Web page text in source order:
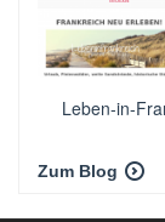
Leben-in-
Zum Blog